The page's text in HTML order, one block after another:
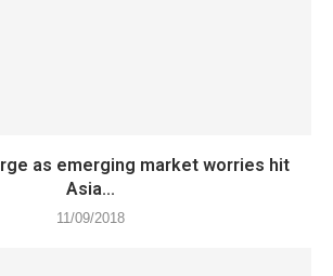
as emerging market worries hit
Asia...
11/09/2018